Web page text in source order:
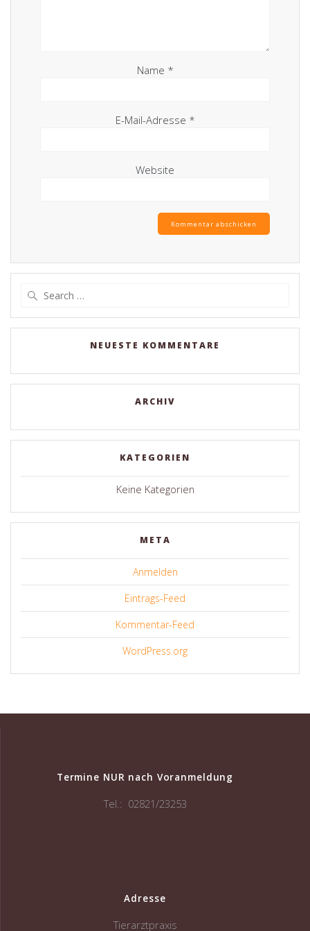
Name *
E-Mail-Adresse *
Website
NEUESTE KOMMENTARE
ARCHIV
KATEGORIEN
Keine Kategorien
META
Anmelden
Eintrags-Feed
Kommentar-Feed
WordPress.org
Termine NUR nach Voranmeldung
Tel.: 02821/23253
Adresse
Tierarztpraxis